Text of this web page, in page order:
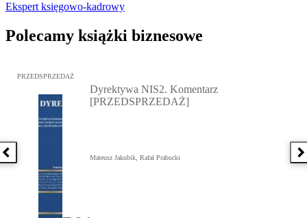
Ekspert księgowo-kadrowy
Polecamy książki biznesowe
Poprzednia książka
Przejdź do: Dyrektywa NIS2. Komentarz [PRZEDSPRZEDAŻ],
PRZEDSPRZEDAŻ
Dyrektywa NIS2. Komentarz
[PRZEDSPRZEDAŻ]
Mateusz Jakubik, Rafał Prabucki